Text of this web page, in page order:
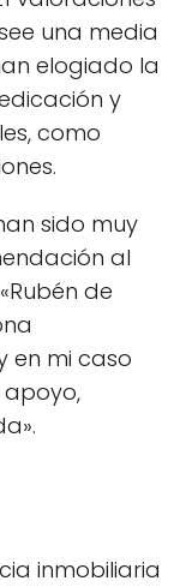
una media
elogiado la
y
como
sido muy
al
de
en mi caso
apoyo,
inmobiliaria